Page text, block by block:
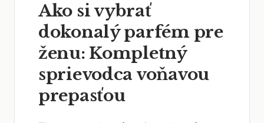
Ako si vybrať
dokonalý parfém pre
ženu: Kompletný
sprievodca voňavou
prepasťou